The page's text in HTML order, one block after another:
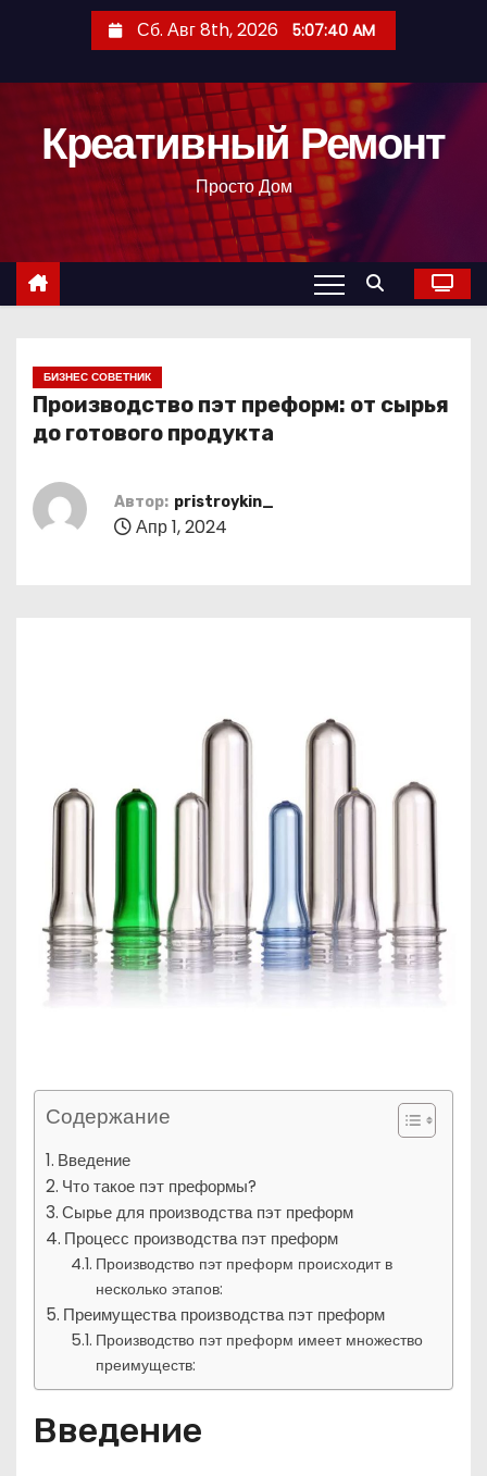
с
Сб. Авг 8th, 2026 5:07:41 AM
Креативный Ремонт
Просто Дом
БИЗНЕС СОВЕТНИК
Производство пэт преформ: от сырья
до готового продукта
Автор: pristroykin_
Апр 1, 2024
Содержание
Введение
Что такое пэт преформы?
Сырье для производства пэт преформ
Процесс производства пэт преформ
Производство пэт преформ происходит в
несколько этапов:
Преимущества производства пэт преформ
Производство пэт преформ имеет множество
преимуществ:
Введение